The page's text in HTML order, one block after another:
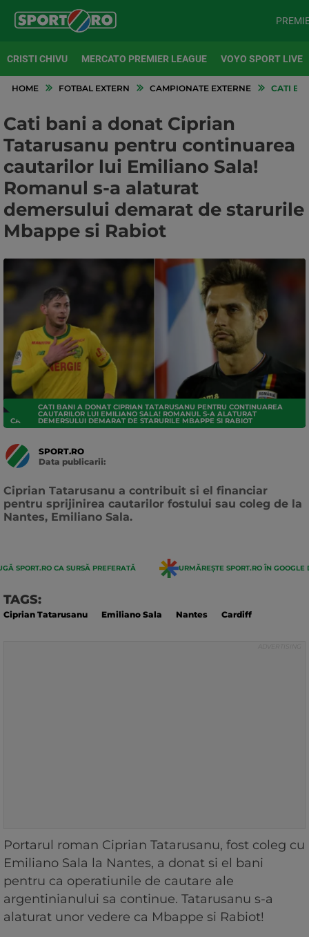
CRISTI CHIVU MERCATO PREMIER LEAGUE VOYO SPORT LIVE
HOME FOTBAL EXTERN CAMPIONATE EXTERNE CATI
Cati bani a donat Ciprian
Tatarusanu pentru continuarea
cautarilor lui Emiliano Sala!
Romanul s-a alaturat
demersului demarat de starurile
Mbappe si Rabiot
CAMPIONATE EXTERNE
CATI BANI A DONAT CIPRIAN TATARUSANU PENTRU CONTINUAREA
CAUTARILOR LUI EMILIANO SALA! ROMANUL S-A ALATURAT
DEMERSULUI DEMARAT DE STARURILE MBAPPE SI RABIOT
SPORT.RO
Data publicarii:
Ciprian Tatarusanu a contribuit si el financiar
pentru sprijinirea cautarilor fostului sau coleg de la
Nantes, Emiliano Sala.
SPORT.RO CA SURSĂ PREFERATĂ URMĂREȘTE SPORT.RO ÎN GOOGLE
TAGS:
Ciprian Tatarusanu Emiliano Sala Nantes Cardiff
Portarul roman Ciprian Tatarusanu, fost coleg cu
Emiliano Sala la Nantes, a donat si el bani
pentru ca operatiunile de cautare ale
argentinianului sa continue. Tatarusanu s-a
alaturat unor vedere ca Mbappe si Rabiot!